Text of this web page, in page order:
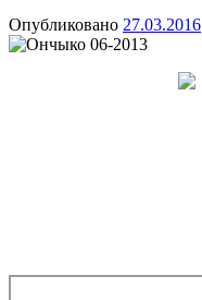
Опубликовано 27.03.2016